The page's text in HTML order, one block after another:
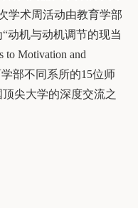
学术周活动由教育学部
动机与动机调节的现当
to Motivation and
部不同系所的15位师
尖大学的深度交流之